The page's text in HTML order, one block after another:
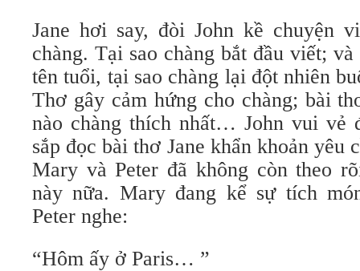
Jane hơi say, đòi John kề chuyện
chàng. Tại sao chàng bắt đầu viết;
tên tuổi, tại sao chàng lại đột nhiên
Thơ gây cảm hứng cho chàng; bài
nào chàng thích nhất… John vui vẻ
sắp đọc bài thơ Jane khẩn khoản yêu
Mary và Peter đã không còn theo
này nữa. Mary đang kể sự tích
Peter nghe:
“Hôm ấy ở Paris… ”